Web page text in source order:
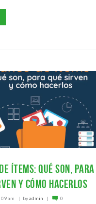
ítems: Qué son, para
y cómo hacerlos
am byadmin 0